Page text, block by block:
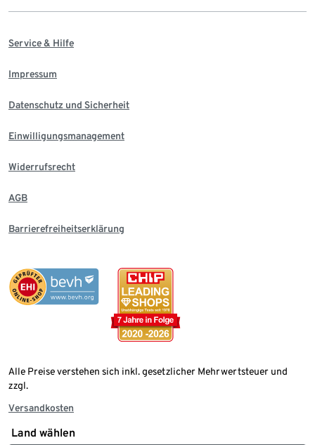
Service & Hilfe
Impressum
Datenschutz und Sicherheit
Einwilligungsmanagement
Widerrufsrecht
AGB
Barrierefreiheitserklärung
Alle Preise verstehen sich inkl. gesetzlicher Mehrwertsteuer und
zzgl.
Versandkosten
Land wählen